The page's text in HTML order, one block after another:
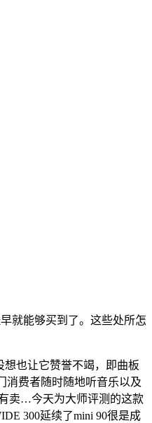
就能够买到了。这些处所怎
也让它赞誉不竭，即曲板
消费者随时随地听音乐以及
卖…今天为大师评测的这款
300延续了mini 90很是成